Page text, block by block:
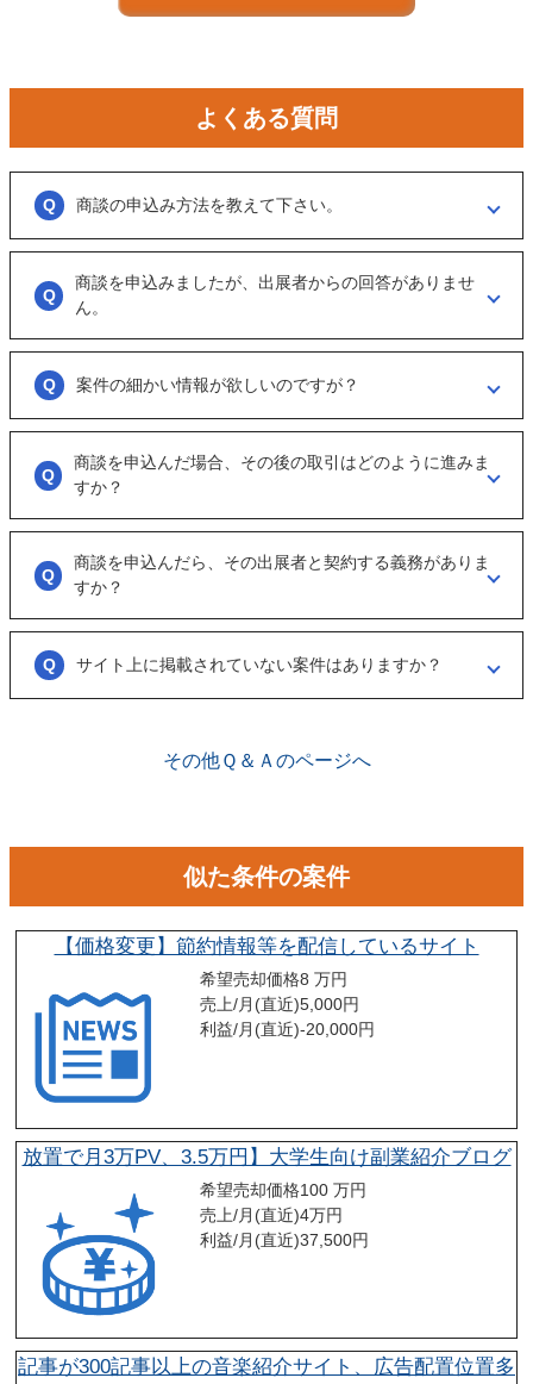
よくある質問
商談の申込み方法を教えて下さい。
「商談を申し込む」ボタンからお申し込みください。
商談といっても、急に条件、金額交渉を行う訳ではなくまずは、どのよ
うな事業をされているのか？
可能であれば、詳細情報を出して欲しいと連絡ください。
商談を申込みましたが、出展者からの回答がありませ
ん。
大変申し訳ございません。こちらも、回答がない出展者には返事をする
ように催促をしております。
ただ、案件を見ていない方もおられるので、数日経っても返信がない場
案件の細かい情報が欲しいのですが？
「商談を申し込む」ボタンから案件の詳細情報をリクエストしてくださ
オンラインとは言え対人のやりとりですので、丁寧な言葉遣いを心掛け
商談を申込んだ場合、その後の取引はどのように進みま
すか？
実際に出展者（仲介案件の場合、仲介担当者）とのメッセージのやりと
りになります。
具体的に購入を考えた場合は、一度、出展者とのオンライン面談を行う
商談を申込んだら、その出展者と契約する義務がありま
すか？
ございません。まずは、商談でどのような事業なのかを確認する目的も
あるため、気軽に商談申し込みを行ってください。
サイト上に掲載されていない案件はありますか？
その他Ｑ＆Ａのページへ
似た条件の案件
【価格変更】節約情報等を配信しているサイト
希望売却価格8 万円
売上/月(直近)5,000円
利益/月(直近)-20,000円
放置で月3万PV、3.5万円】大学生向け副業紹介ブログ
希望売却価格100 万円
売上/月(直近)4万円
利益/月(直近)37,500円
記事が300記事以上の音楽紹介サイト、広告配置位置多